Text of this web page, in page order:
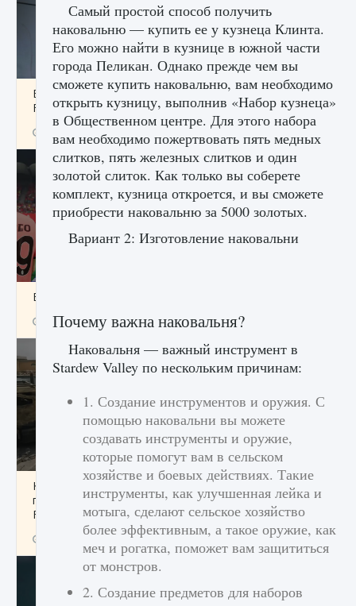
Все новые функции в режиме карьеры EA
FC 25
9 августа 2024 2 096
Входят ли «Милан» и «Интер» в EA FC 25
9 августа 2024 2 064 0
Как исправить текстовую ошибку
пользовательского интерфейса Delta
Force Hawk Ops
9 августа 2024 1 945 0
Самый простой способ получить
наковальню — купить ее у кузнеца Клинта.
Его можно найти в кузнице в южной части
города Пеликан. Однако прежде чем вы
сможете купить наковальню, вам необходимо
открыть кузницу, выполнив «Набор кузнеца»
в Общественном центре. Для этого набора
вам необходимо пожертвовать пять медных
слитков, пять железных слитков и один
золотой слиток. Как только вы соберете
комплект, кузница откроется, и вы сможете
приобрести наковальню за 5000 золотых.
Вариант 2: Изготовление наковальни
Почему важна наковальня?
Наковальня — важный инструмент в
Stardew Valley по нескольким причинам:
1. Создание инструментов и оружия. С
помощью наковальни вы можете
создавать инструменты и оружие,
которые помогут вам в сельском
хозяйстве и боевых действиях. Такие
инструменты, как улучшенная лейка и
мотыга, сделают сельское хозяйство
более эффективным, а такое оружие, как
меч и рогатка, поможет вам защититься
от монстров.
2. Создание предметов для наборов